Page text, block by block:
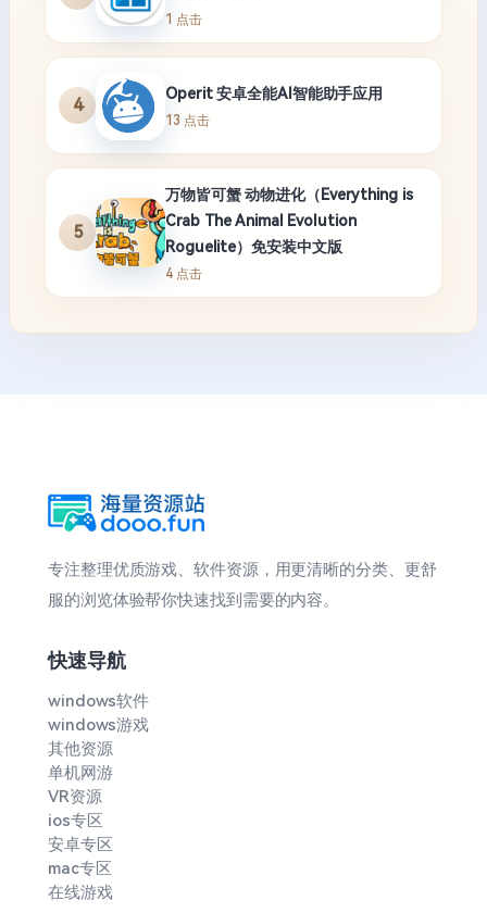
1 点击
4
Operit 安卓全能AI智能助手应用
13 点击
5
万物皆可蟹 动物进化（Everything is
Crab The Animal Evolution
Roguelite）免安装中文版
4 点击
专注整理优质游戏、软件资源，用更清晰的分类、更舒
服的浏览体验帮你快速找到需要的内容。
快速导航
windows软件
windows游戏
其他资源
单机网游
VR资源
ios专区
安卓专区
mac专区
在线游戏